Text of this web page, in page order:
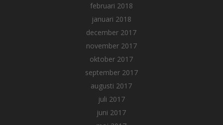
februari 2018
januari 2018
december 2017
november 2017
oktober 2017
september 2017
augusti 2017
juli 2017
juni 2017